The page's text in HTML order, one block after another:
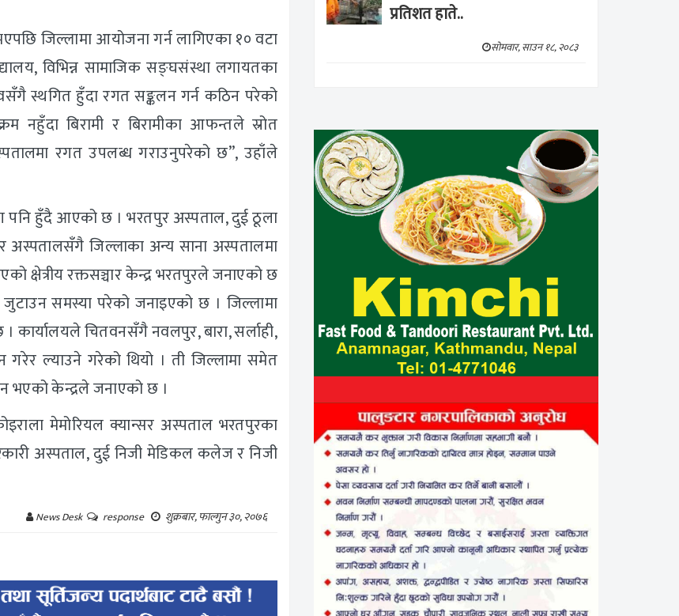
जिल्लामा आयोजना गर्न लागिएका १० वटा
विभिन्न सामाजिक सङ्घसंस्था लगायतका
स्थगित हुँदा रगत सङ्कलन गर्न कठिन परेको
नहुँदा बिरामी र बिरामीका आफन्तले स्रोत
रगत उपलब्ध गराउनुपरेको छ”, उहाँले
पनि हुँदै आएको छ । भरतपुर अस्पताल, दुई ठूला
अस्पतालसँगै जिल्लाका अन्य साना अस्पतालमा
क्षेत्रीय रक्तसञ्चार केन्द्र भरतपुरले जनाएको छ
समस्या परेको जनाइएको छ । जिल्लामा
कार्यालयले चितवनसँगै नवलपुर, बारा, सर्लाही,
ल्याउने गरेको थियो । ती जिल्लामा समेत
भएको केन्द्रले जनाएको छ ।
मेमोरियल क्यान्सर अस्पताल भरतपुरका
अस्पताल, दुई निजी मेडिकल कलेज र निजी
News Desk response शुक्रबार, फाल्गुन ३०, २०७६
प्रतिशत हाते..
सोमवार, साउन १८, २०८३